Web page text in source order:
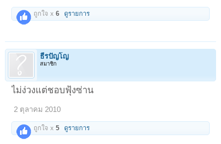
ถูกใจ x6 ดูรายการ
ธีรปัญโญ
สมาชิก
ไม่ง่วงแต่ชอบฟุ้งซ่าน
2 ตุลาคม 2010
ถูกใจ x5 ดูรายการ